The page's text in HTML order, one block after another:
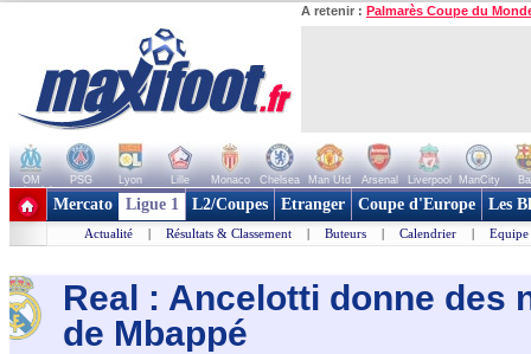
A retenir : Palmarès Coupe du
OM PSG Lyon Lille Monaco Chelsea Man Utd Arsenal Liverpool ManCity
+ de clubs
Mercato Ligue 1 L2/Coupes Etranger Coupe d'Europe Les
Actualité | Résultats & Classement | Buteurs | Calendrier | Equipe
Real : Ancelotti donne des
de Mbappé